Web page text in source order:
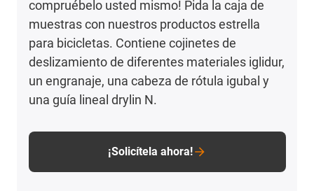
compruébelo usted mismo! Pida la caja de
muestras con nuestros productos estrella
para bicicletas. Contiene cojinetes de
deslizamiento de diferentes materiales iglidur,
un engranaje, una cabeza de rótula igubal y
una guía lineal drylin N.
¡Solicítela ahora!